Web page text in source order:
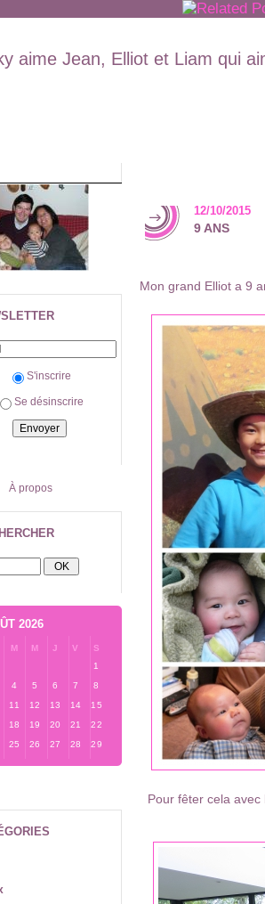
aime Jean, Elliot et Liam qui
S'inscrire
Se désinscrire
À propos
2026
M M J V
S
1
4 5 6 7
8
11 12 13 14
15
18 19 20 21
22
25 26 27 28
29
12/10/2015
9 ANS
Mon grand Elliot a 9
Pour fêter cela